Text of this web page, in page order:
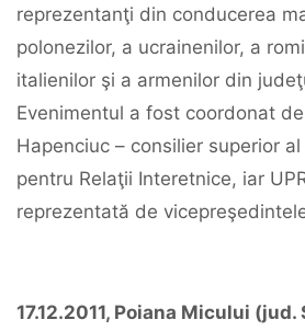
reprezentanţi din conducerea
polonezilor, a ucrainenilor, a
italienilor şi a armenilor din
Evenimentul a fost coordonat
Hapenciuc – consilier superior
pentru Relaţii Interetnice, iar
reprezentată de
17.12.2011, Poiana Micului (jud.